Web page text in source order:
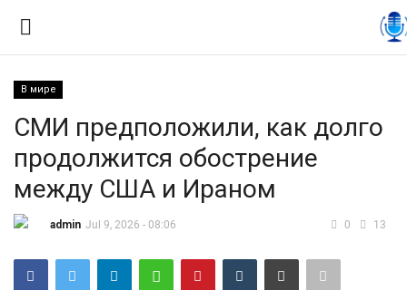
Контакты
Правила размещения
В мире
СМИ предположили, как долго
продолжится обострение
между США и Ираном
admin Jul 9, 2026 - 08:06 0 13